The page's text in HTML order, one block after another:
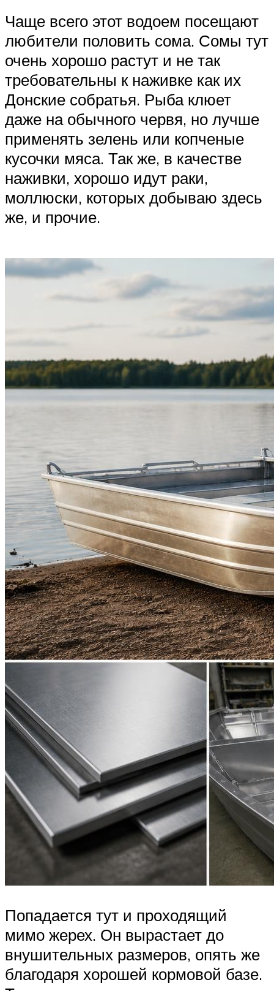
Чаще всего этот водоем посещают
любители половить сома. Сомы тут
очень хорошо растут и не так
требовательны к наживке как их
Донские собратья. Рыба клюет
даже на обычного червя, но лучше
применять зелень или копченые
кусочки мяса. Так же, в качестве
наживки, хорошо идут раки,
моллюски, которых добываю здесь
же, и прочие.
Попадается тут и проходящий
мимо жерех. Он вырастает до
внушительных размеров, опять же
благодаря хорошей кормовой базе.